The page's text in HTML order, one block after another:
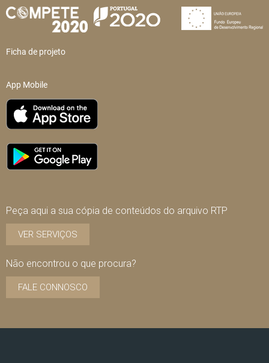
Ficha de projeto
App Mobile
Peça aqui a sua cópia de conteúdos do arquivo RTP
VER SERVIÇOS
Não encontrou o que procura?
FALE CONNOSCO